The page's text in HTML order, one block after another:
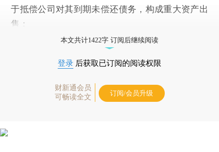
于抵偿公司对其到期未偿还债务，构成重大资产出
售；
本文共计1422字 订阅后继续阅读
登录 后获取已订阅的阅读权限
财新通会员
可畅读全文
订阅/会员升级